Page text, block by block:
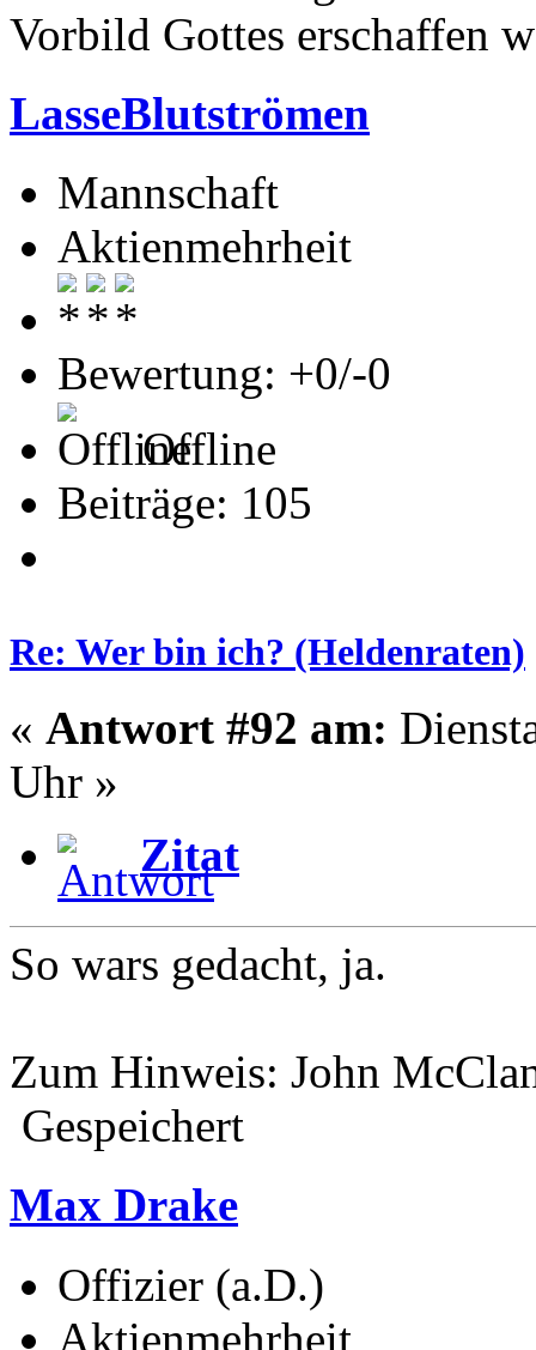
Vorbild Gottes erschaffen
LasseBlutströmen
Mannschaft
Aktienmehrheit
Bewertung: +0/-0
Offline
Beiträge: 105
Re: Wer bin ich? (Heldenraten)
« Antwort #92 am:
Uhr »
Zitat
So wars gedacht, ja.
Zum Hinweis: John
Gespeichert
Max Drake
Offizier (a.D.)
Aktienmehrheit